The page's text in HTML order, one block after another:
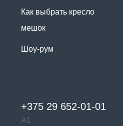
Как выбрать кресло
мешок
Шоу-рум
+375 29 652-01-01
А1